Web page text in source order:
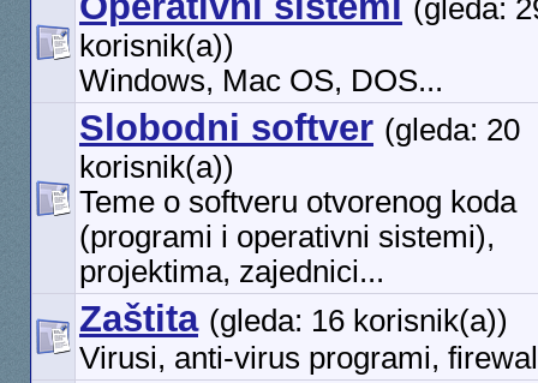
(gleda:
korisnik(a))
Windows, Mac OS, DOS...
Slobodni softver (gleda: 20
korisnik(a))
Teme o softveru otvorenog koda
(programi i operativni sistemi),
projektima, zajednici...
Zaštita (gleda: 16 korisnik(a))
Virusi, anti-virus programi,